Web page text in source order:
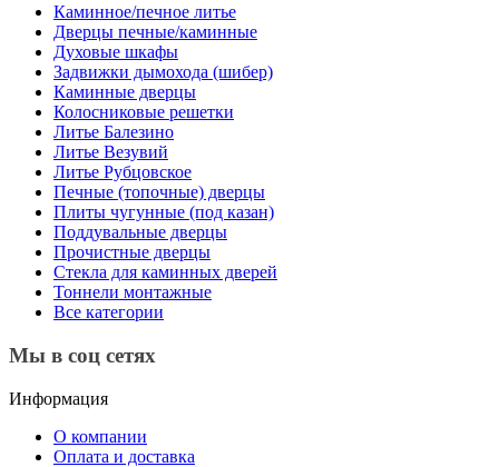
Каминное/печное литье
Дверцы печные/каминные
Духовые шкафы
Задвижки дымохода (шибер)
Каминные дверцы
Колосниковые решетки
Литье Балезино
Литье Везувий
Литье Рубцовское
Печные (топочные) дверцы
Плиты чугунные (под казан)
Поддувальные дверцы
Прочистные дверцы
Стекла для каминных дверей
Тоннели монтажные
Все категории
Мы в соц сетях
Информация
О компании
Оплата и доставка